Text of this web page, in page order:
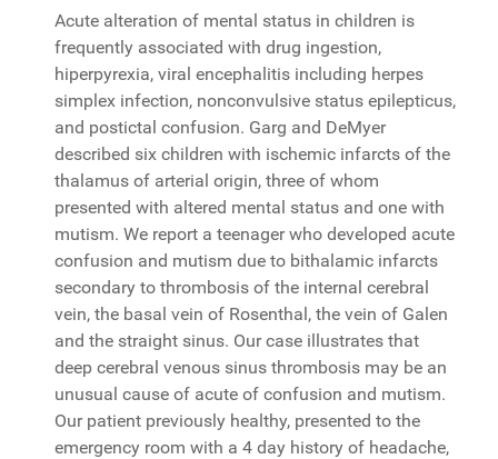
Acute alteration of mental status in children is
frequently associated with drug ingestion,
hiperpyrexia, viral encephalitis including herpes
simplex infection, nonconvulsive status epilepticus,
and postictal confusion. Garg and DeMyer
described six children with ischemic infarcts of the
thalamus of arterial origin, three of whom
presented with altered mental status and one with
mutism. We report a teenager who developed acute
confusion and mutism due to bithalamic infarcts
secondary to thrombosis of the internal cerebral
vein, the basal vein of Rosenthal, the vein of Galen
and the straight sinus. Our case illustrates that
deep cerebral venous sinus thrombosis may be an
unusual cause of acute of confusion and mutism.
Our patient previously healthy, presented to the
emergency room with a 4 day history of headache,